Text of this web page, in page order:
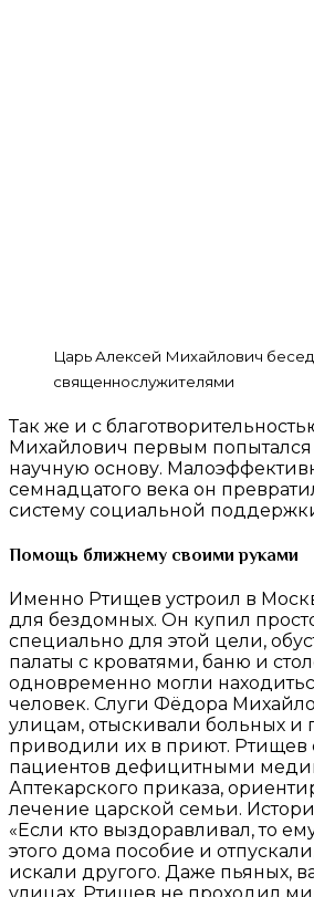
Царь Алексей Михайлович
священнослужителями
Так же и с
Михайлович первым попытался
научную основу.
семнадцатого века он
систему социальной
Помощь ближнему своими руками
Именно Ртищев устроил в
для бездомных. Он купил
специально для этой цели,
палаты с кроватями, баню и
одновременно могли
человек. Слуги Фёдора
улицам, отыскивали больных и
приводили их в приют. Ртищев
пациентов дефицитными
Аптекарского приказа,
лечение царской семьи.
«Если кто выздоравливал, то
этого дома пособие и
искали другого. Даже пьяных,